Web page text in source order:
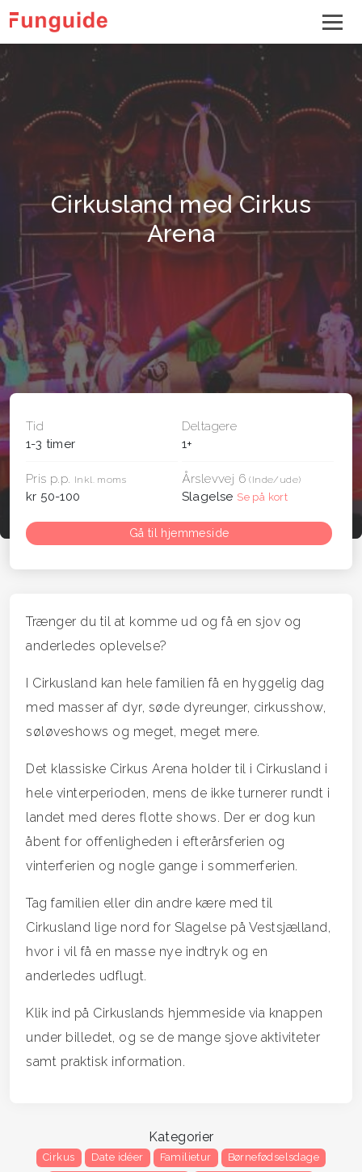
Cirkusland med Cirkus
Arena
Tid
1-3 timer
Deltagere
1+
Pris p.p. Inkl. moms
kr 50-100
Årslevvej 6(Inde/ude)
Slagelse Se på kort
Gå til hjemmeside
Trænger du til at komme ud og få en sjov og
anderledes oplevelse?
I Cirkusland kan hele familien få en hyggelig dag
med masser af dyr, søde dyreunger, cirkusshow,
søløveshows og meget, meget mere.
Det klassiske Cirkus Arena holder til i Cirkusland i
hele vinterperioden, mens de ikke turnerer rundt i
landet med deres flotte shows. Der er dog kun
åbent for offenligheden i efterårsferien og
vinterferien og nogle gange i sommerferien.
Tag familien eller din andre kære med til
Cirkusland lige nord for Slagelse på Vestsjælland,
hvor i vil få en masse nye indtryk og en
anderledes udflugt.
Klik ind på Cirkuslands hjemmeside via knappen
under billedet, og se de mange sjove aktiviteter
samt praktisk information.
Kategorier
Cirkus Date idéer Familietur
Børnefødselsdage